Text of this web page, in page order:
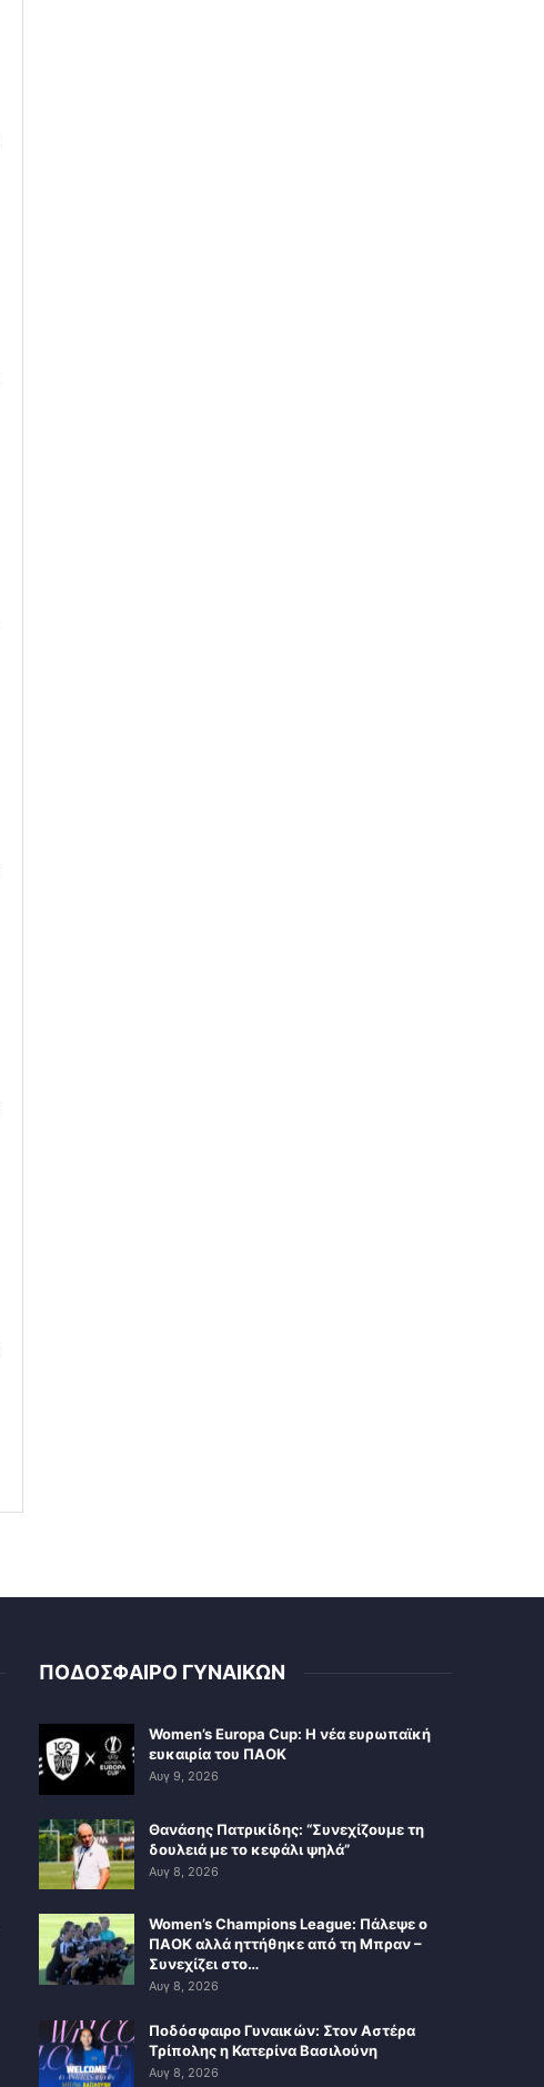
ΠΟΔΟΣΦΑΙΡΟ ΓΥΝΑΙΚΩΝ
Women’s Europa Cup: Η νέα ευρωπαϊκή
ευκαιρία του ΠΑΟΚ
Αυγ 9, 2026
Θανάσης Πατρικίδης: “Συνεχίζουμε τη
δουλειά με το κεφάλι ψηλά”
Αυγ 8, 2026
Women’s Champions League: Πάλεψε ο
ΠΑΟΚ αλλά ηττήθηκε από τη Μπραν –
Συνεχίζει στο…
Αυγ 8, 2026
Ποδόσφαιρο Γυναικών: Στον Αστέρα
Τρίπολης η Κατερίνα Βασιλούνη
Αυγ 8, 2026